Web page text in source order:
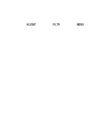
HLEDAT FILTR MENU